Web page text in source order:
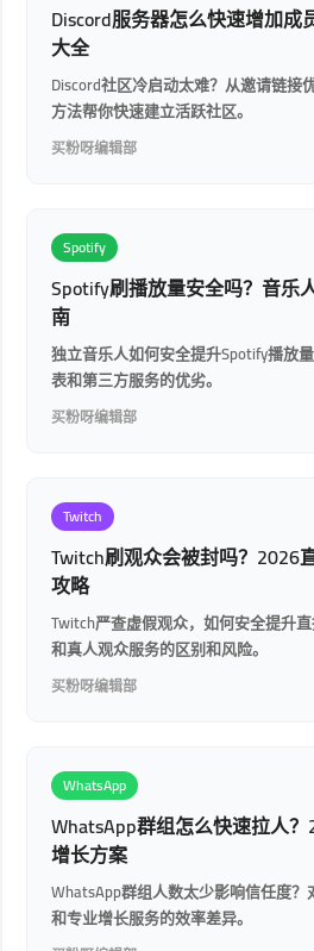
Discord服务器怎么快速增加
大全
Discord社区冷启动太难？从邀请链接
方法帮你快速建立活跃社区。
买粉呀编辑部
Spotify
Spotify刷播放量安全吗？音乐
南
独立音乐人如何安全提升Spotify播放
表和第三方服务的优劣。
买粉呀编辑部
Twitch
Twitch刷观众会被封吗？2026
攻略
Twitch严查虚假观众，如何安全提升
和真人观众服务的区别和风险。
买粉呀编辑部
WhatsApp
WhatsApp群组怎么快速拉人
增长方案
WhatsApp群组人数太少影响信任度
和专业增长服务的效率差异。